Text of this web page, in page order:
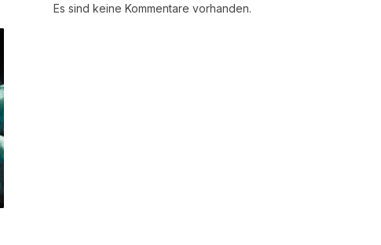
Es sind keine Kommentare vorhanden.